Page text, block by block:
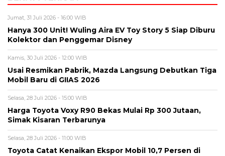
Jumat, 31 Juli 2026 - 16:00 WIB
Hanya 300 Unit! Wuling Aira EV Toy Story 5 Siap Diburu
Kolektor dan Penggemar Disney
Kamis, 30 Juli 2026 - 12:00 WIB
Usai Resmikan Pabrik, Mazda Langsung Debutkan Tiga
Mobil Baru di GIIAS 2026
Selasa, 28 Juli 2026 - 15:00 WIB
Harga Toyota Voxy R90 Bekas Mulai Rp 300 Jutaan,
Simak Kisaran Terbarunya
Selasa, 28 Juli 2026 - 11:00 WIB
Toyota Catat Kenaikan Ekspor Mobil 10,7 Persen di